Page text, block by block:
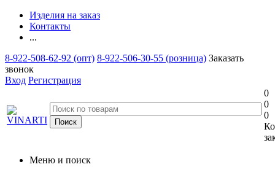
Изделия на заказ
Контакты
...
8-922-508-62-92 (опт) 8-922-506-30-55 (розница) Заказать
звонок
Вход Регистрация
0
0
0
Меню и поиск